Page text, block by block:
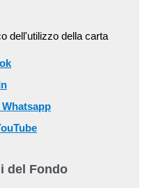
dell'utilizzo della carta
Whatsapp
del Fondo